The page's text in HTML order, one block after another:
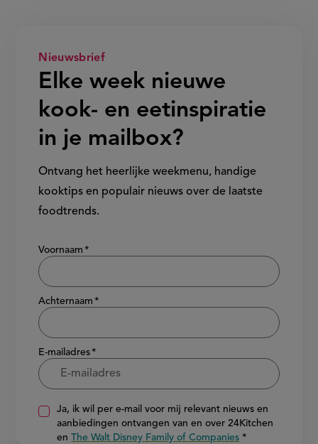
Nieuwsbrief
Elke week nieuwe
kook- en eetinspiratie
in je mailbox?
Ontvang het heerlijke weekmenu, handige
kooktips en populair nieuws over de laatste
foodtrends.
Show/hide
Voornaam
Achternaam
E-mailadres
Ja, ik wil per e-mail voor mij relevant nieuws en
aanbiedingen ontvangen van en over 24Kitchen
enThe Walt Disney Family of Companies